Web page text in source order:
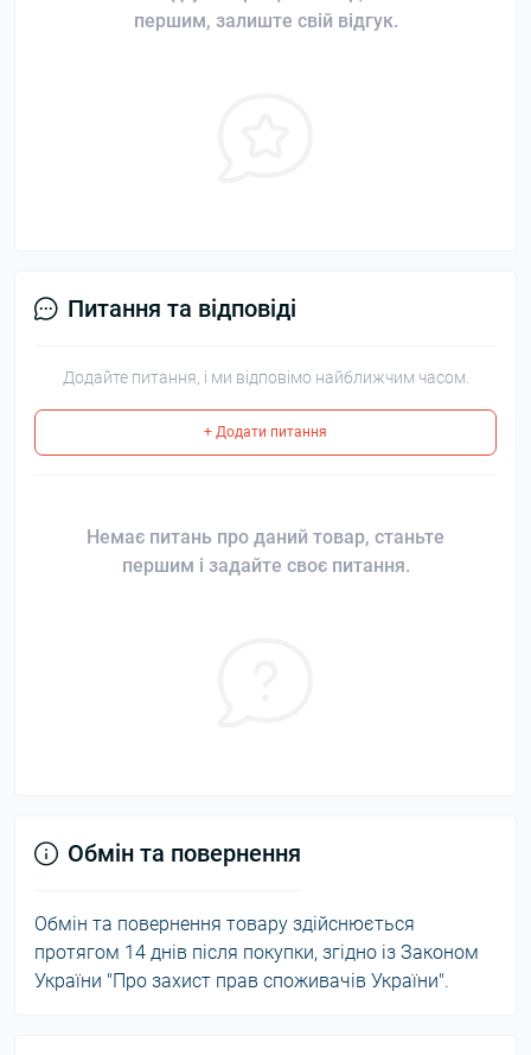
першим, залиште свій відгук.
Питання та відповіді
Додайте питання, і ми відповімо найближчим часом.
+ Додати питання
Немає питань про даний товар, станьте
першим і задайте своє питання.
Обмін та повернення
Обмін та повернення товару здійснюється
протягом 14 днів після покупки, згідно із Законом
України "Про захист прав споживачів України".